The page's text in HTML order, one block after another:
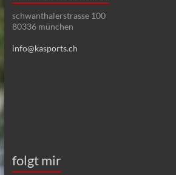
schwanthalerstrasse 100
80336 münchen
info@kasports.ch
folgt mir